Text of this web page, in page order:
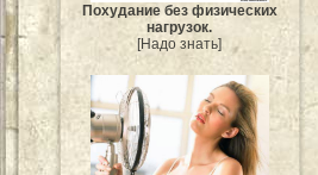
Похудание без физических
нагрузок.
[Надо знать]